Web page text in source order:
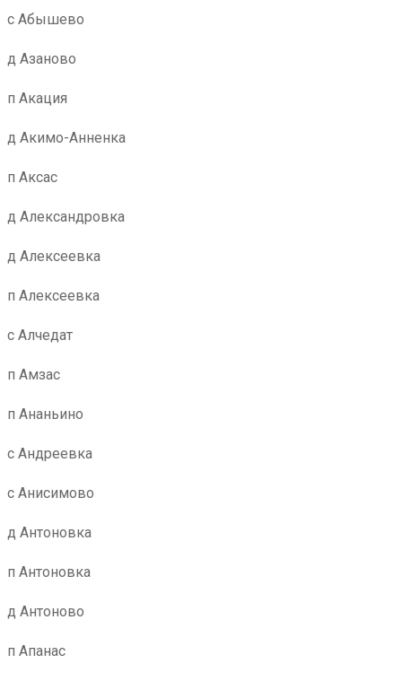
с Абышево
д Азаново
п Акация
д Акимо-Анненка
п Аксас
д Александровка
д Алексеевка
п Алексеевка
с Алчедат
п Амзас
п Ананьино
с Андреевка
с Анисимово
д Антоновка
п Антоновка
д Антоново
п Апанас